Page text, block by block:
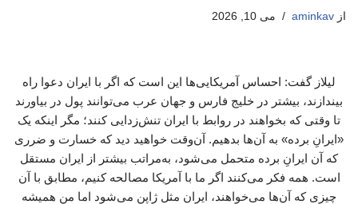
از aminkav می 10, 2026
لیلاز گفت: احساس آمریکایی‌ها این است که اگر با ایران دعوا راه
بیندازند، بیشتر در خلیج فارس و جهان عرب می‌توانند پول در بیاورند
تا وقتی که بخواهند در روابط با ایران تنش‌زدایی کنند؛ مگر اینکه یک
«ایرانِ برده» به آن‌ها بدهیم. آن‌وقت خواهید دید که خسارت و ضرری
که آن ایرانِ برده متحمل می‌شود، به‌مراتب بیشتر از ایران مستقل
است. همه فکر می‌کنند اگر ما با آمریکا مصالحه کنیم، مطابق با آن
چیزی که آن‌ها می‌خواهند، ایران مثل ژاپن می‌شود اما من همیشه